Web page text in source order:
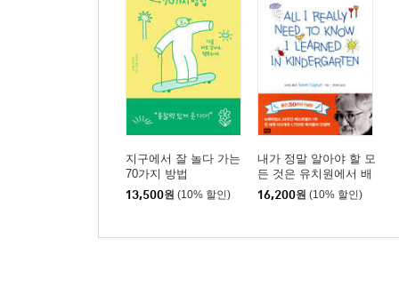
지구에서 잘 놀다 가는
70가지 방법
13,500원 (10% 할인)
내가 정말 알아야 할 모
든 것은 유치원에서 배
웠다
16,200원 (10% 할인)